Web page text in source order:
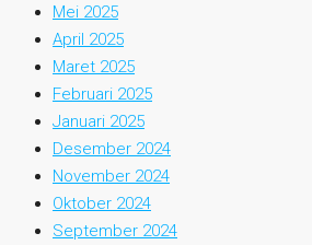
Mei 2025
April 2025
Maret 2025
Februari 2025
Januari 2025
Desember 2024
November 2024
Oktober 2024
September 2024